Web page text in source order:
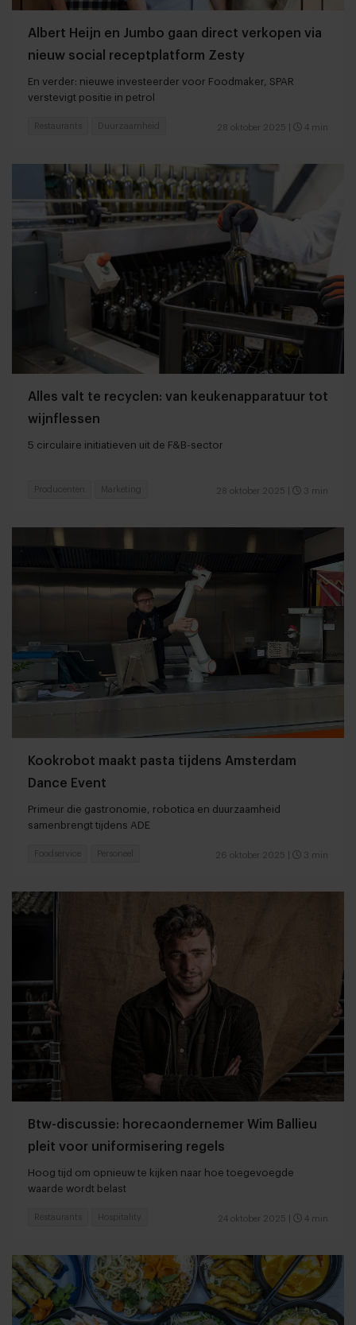
Albert Heijn en Jumbo gaan direct verkopen via
nieuw social receptplatform Zesty
En verder: nieuwe investeerder voor Foodmaker, SPAR
verstevigt positie in petrol
28 oktober 2025 4 min
Restaurants Duurzaamheid
Alles valt te recyclen: van keukenapparatuur tot
wijnflessen
5 circulaire initiatieven uit de F&B-sector
28 oktober 2025 3 min
Producenten Marketing
Kookrobot maakt pasta tijdens Amsterdam
Dance Event
Primeur die gastronomie, robotica en duurzaamheid
samenbrengt tijdens ADE
26 oktober 2025 3 min
Foodservice Personeel
Btw-discussie: horecaondernemer Wim Ballieu
pleit voor uniformisering regels
Hoog tijd om opnieuw te kijken naar hoe toegevoegde
waarde wordt belast
24 oktober 2025 4 min
Restaurants Hospitality